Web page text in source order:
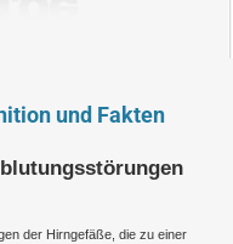
und Fakten
der Hirngefäße, die zu einer